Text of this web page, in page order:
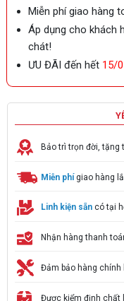
Miễn phí giao hàng
Áp dụng cho khách
chát!
ƯU ĐÃI đến hết 15/
Bảo trì trọn đời, tặng
Miễn phígiao hàng
Linh kiện sẵn có tại
Nhận hàng thanh
Đảm bảo hàng chính
Được kiểm định chất